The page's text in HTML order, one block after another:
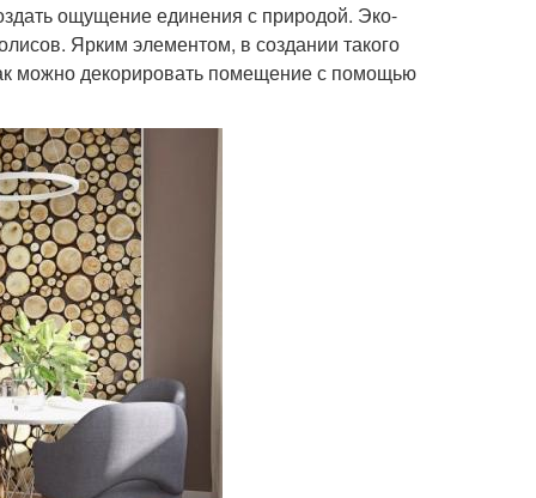
ощущение единения с природой. Эко-
Ярким элементом, в создании такого
можно декорировать помещение с помощью